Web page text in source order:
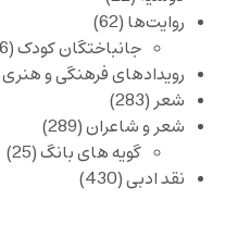
روایت‌ها (62)
جانباختگان کودک(36)
رویدادهای فرهنگی و هنری
شعر(283)
شعر و شاعران(289)
گویه های بانگ(25)
نقد ادبی(430)